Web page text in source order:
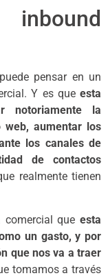
pensar en un
Y es queesta
notoriamente la
aumentar los
los canales de
de contactos
realmente tienen
comercial que esta
un gasto, y por
que nos va a traer
tomamos a través